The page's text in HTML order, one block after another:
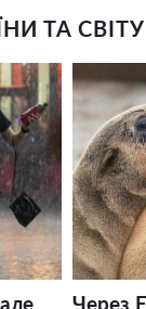
ТА СВІТУ
Через